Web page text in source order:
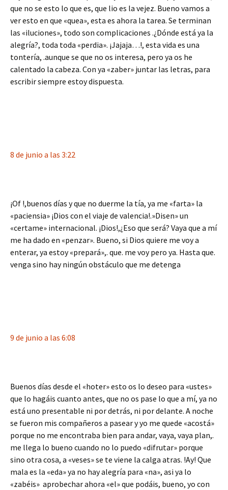
que no se esto lo que es, que lio es la vejez. Bueno vamos a
ver esto en que «quea», esta es ahora la tarea. Se terminan
las «iluciones», todo son complicaciones .¿Dónde está ya la
alegría?, toda toda «perdia». ¡Jajaja…!, esta vida es una
tontería, .aunque se que no os interesa, pero ya os he
calentado la cabeza. Con ya «zaber» juntar las letras, para
escribir siempre estoy dispuesta.
8 de junio a las 3:22
¡Of !,buenos días y que no duerme la tía, ya me «farta» la
«paciensia» ¡Dios con el viaje de valencia!.»Disen» un
«certame» internacional. ¡Dios!,¿Eso que será? Vaya que a mí
me ha dado en «penzar». Bueno, si Dios quiere me voy a
enterar, ya estoy «prepará»,. que. me voy pero ya. Hasta que.
venga sino hay ningún obstáculo que me detenga
9 de junio a las 6:08
Buenos días desde el «hoter» esto os lo deseo para «ustes»
que lo hagáis cuanto antes, que no os pase lo que a mí, ya no
está uno presentable ni por detrás, ni por delante. A noche
se fueron mis compañeros a pasear y yo me quede «acostá»
porque no me encontraba bien para andar, vaya, vaya plan,.
me llega lo bueno cuando no lo puedo «difrutar» porque
sino otra cosa, a «veses» se te viene la calga atras. !Ay! Que
mala es la «eda» ya no hay alegría para «na», asi ya lo
«zabéis» aprobechar ahora «el» que podáis, bueno, yo con